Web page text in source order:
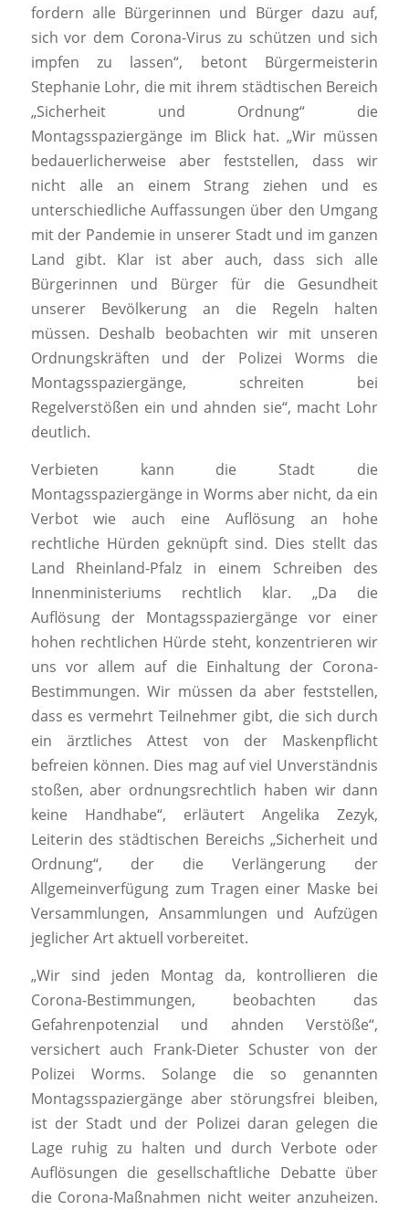
fordern alle Bürgerinnen und Bürger dazu auf,
sich vor dem Corona-Virus zu schützen und sich
impfen zu lassen“, betont Bürgermeisterin
Stephanie Lohr, die mit ihrem städtischen Bereich
„Sicherheit und Ordnung“ die
Montagsspaziergänge im Blick hat. „Wir müssen
bedauerlicherweise aber feststellen, dass wir
nicht alle an einem Strang ziehen und es
unterschiedliche Auffassungen über den Umgang
mit der Pandemie in unserer Stadt und im ganzen
Land gibt. Klar ist aber auch, dass sich alle
Bürgerinnen und Bürger für die Gesundheit
unserer Bevölkerung an die Regeln halten
müssen. Deshalb beobachten wir mit unseren
Ordnungskräften und der Polizei Worms die
Montagsspaziergänge, schreiten bei
Regelverstößen ein und ahnden sie“, macht Lohr
deutlich.
Verbieten kann die Stadt die
Montagsspaziergänge in Worms aber nicht, da ein
Verbot wie auch eine Auflösung an hohe
rechtliche Hürden geknüpft sind. Dies stellt das
Land Rheinland-Pfalz in einem Schreiben des
Innenministeriums rechtlich klar. „Da die
Auflösung der Montagsspaziergänge vor einer
hohen rechtlichen Hürde steht, konzentrieren wir
uns vor allem auf die Einhaltung der Corona-
Bestimmungen. Wir müssen da aber feststellen,
dass es vermehrt Teilnehmer gibt, die sich durch
ein ärztliches Attest von der Maskenpflicht
befreien können. Dies mag auf viel Unverständnis
stoßen, aber ordnungsrechtlich haben wir dann
keine Handhabe“, erläutert Angelika Zezyk,
Leiterin des städtischen Bereichs „Sicherheit und
Ordnung“, der die Verlängerung der
Allgemeinverfügung zum Tragen einer Maske bei
Versammlungen, Ansammlungen und Aufzügen
jeglicher Art aktuell vorbereitet.
„Wir sind jeden Montag da, kontrollieren die
Corona-Bestimmungen, beobachten das
Gefahrenpotenzial und ahnden Verstöße“,
versichert auch Frank-Dieter Schuster von der
Polizei Worms. Solange die so genannten
Montagsspaziergänge aber störungsfrei bleiben,
ist der Stadt und der Polizei daran gelegen die
Lage ruhig zu halten und durch Verbote oder
Auflösungen die gesellschaftliche Debatte über
die Corona-Maßnahmen nicht weiter anzuheizen.